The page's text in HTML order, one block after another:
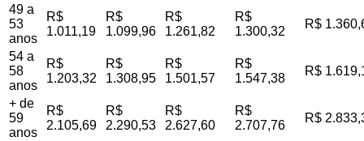
49 a
53
anos
R$
1.011,19
R$
1.099,96
R$
1.261,82
R$
1.300,32
R$
54 a
58
anos
R$
1.203,32
R$
1.308,95
R$
1.501,57
R$
1.547,38
R$
+ de
59
anos
R$
2.105,69
R$
2.290,53
R$
2.627,60
R$
2.707,76
R$